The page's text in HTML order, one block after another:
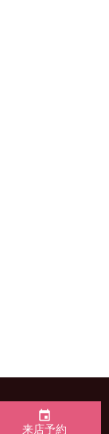
event
来店予約